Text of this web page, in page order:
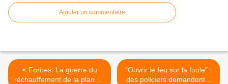
Ajouter un commentaire
< Forbes: La guerre du
réchauffement de la planète
“Ouvrir le feu sur la foule” :
des policiers demandent à